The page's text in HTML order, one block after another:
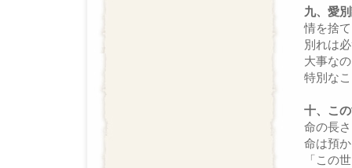
九、愛
情を捨
別れは
大事な
特別な
十、こ
命の長
命は預
「この